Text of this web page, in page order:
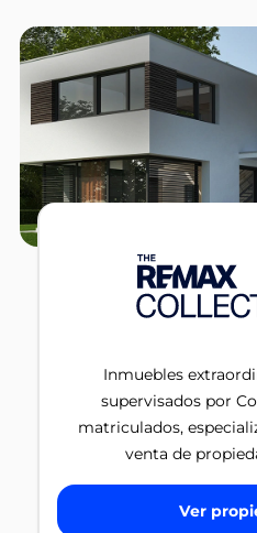
Inmuebles
supervisados por
matriculados,
venta de
Ver